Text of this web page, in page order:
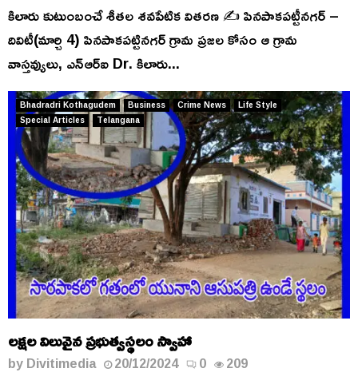
కిలారు కుటుంబంచే శీతల శవపేటిక వితరణ ✍️ పినపాకపట్టీనగర్ –
దివిటీ(మార్చి 4) పినపాకపట్టినగర్ గ్రామ ప్రజల కోసం ఆ గ్రామ
వాస్తవ్యులు, ఎన్ఆర్ఐ Dr. కిలారు...
Bhadradri Kothagudem Business Crime News
Life Style
Special Articles
Telangana
లక్షల విలువైన ప్రభుత్వస్థలం స్వాహా
byDivitimedia 20/12/2024 0 209